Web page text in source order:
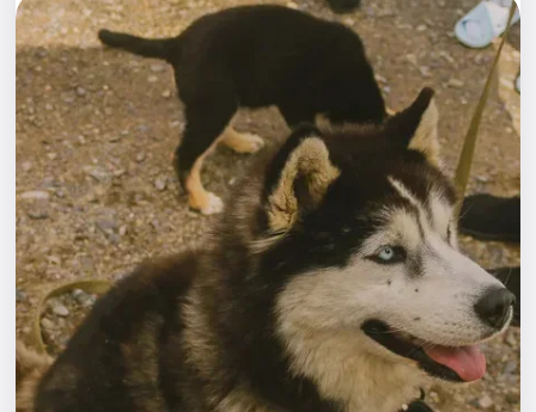
Выставки
Квесты
Экскурсии
Спорт
События
Города
Площадки